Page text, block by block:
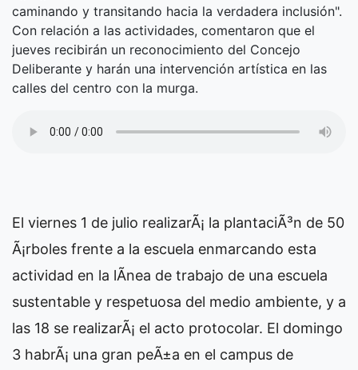
caminando y transitando hacia la verdadera inclusión".
Con relación a las actividades, comentaron que el
jueves recibirán un reconocimiento del Concejo
Deliberante y harán una intervención artística en las
calles del centro con la murga.
El viernes 1 de julio realizarÃ¡ la plantaciÃ³n de 50
Ã¡rboles frente a la escuela enmarcando esta
actividad en la lÃ­nea de trabajo de una escuela
sustentable y respetuosa del medio ambiente, y a
las 18 se realizarÃ¡ el acto protocolar. El domingo
3 habrÃ¡ una gran peÃ±a en el campus de